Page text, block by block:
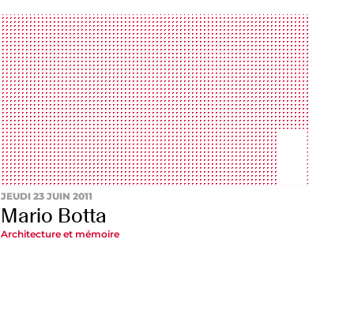
JEUDI 23 JUIN 2011
Mario Botta
Architecture et mémoire